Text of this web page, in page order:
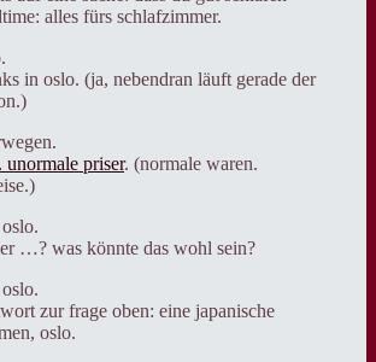
alles fürs schlafzimmer.
in oslo. (ja, nebendran läuft gerade der
unormale priser. (normale waren.
…? was könnte das wohl sein?
zur frage oben: eine japanische
oslo.